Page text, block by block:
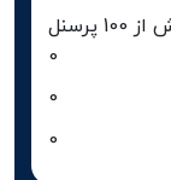
0
0
0